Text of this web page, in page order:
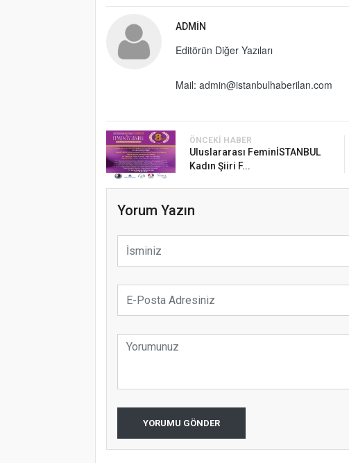
ADMIN
Editörün Diğer Yazıları
Mail: admin@istanbulhaberilan.com
ÖNCEKI HABER
Uluslararası FeminİSTANBUL
Kadın Şiiri F...
Yorum Yazın
YORUMU GÖNDER